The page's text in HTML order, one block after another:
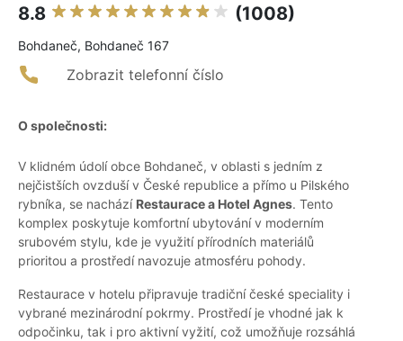
8.8 (1008)
Bohdaneč, Bohdaneč 167
Zobrazit telefonní číslo
O společnosti:
V klidném údolí obce Bohdaneč, v oblasti s jedním z
nejčistších ovzduší v České republice a přímo u Pilského
rybníka, se nachází Restaurace a Hotel Agnes. Tento
komplex poskytuje komfortní ubytování v moderním
srubovém stylu, kde je využití přírodních materiálů
prioritou a prostředí navozuje atmosféru pohody.
Restaurace v hotelu připravuje tradiční české speciality i
vybrané mezinárodní pokrmy. Prostředí je vhodné jak k
odpočinku, tak i pro aktivní vyžití, což umožňuje rozsáhlá